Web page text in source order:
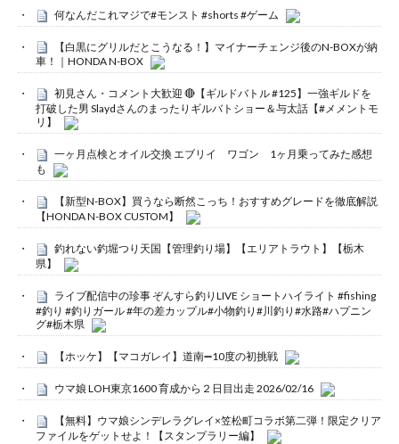
何なんだこれマジで#モンスト #shorts #ゲーム
【白黒にグリルだとこうなる！】マイナーチェンジ後のN-BOXが納
車！｜HONDA N-BOX
初見さん・コメント大歓迎 🔴【ギルドバトル #125】一強ギルドを
打破した男 Slaydさんのまったりギルバトショー＆与太話【#メメントモ
リ】
一ヶ月点検とオイル交換 エブリイ ワゴン 1ヶ月乗ってみた感想
も
【新型N-BOX】買うなら断然こっち！おすすめグレードを徹底解説
【HONDA N-BOX CUSTOM】
釣れない釣堀つり天国【管理釣り場】【エリアトラウト】【栃木
県】
ライブ配信中の珍事 ぞんすら釣りLIVE ショートハイライト #fishing
#釣り #釣りガール #年の差カップル#小物釣り#川釣り#水路#ハプニン
グ#栃木県
【ホッケ】【マコガレイ】道南➖10度の初挑戦
ウマ娘 LOH東京1600 育成から２日目出走 2026/02/16
【無料】ウマ娘シンデレラグレイ×笠松町コラボ第二弾！限定クリア
ファイルをゲットせよ！【スタンプラリー編】